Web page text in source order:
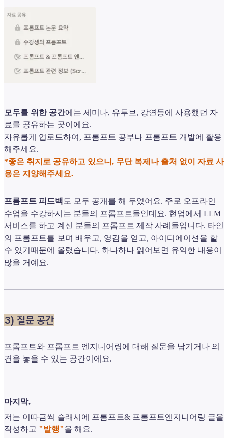
모두를 위한 공간에는 세미나, 유투브, 강연등에 사용했던 자
료를 공유하는 곳이에요.
자유롭게 업로드하여, 프롬프트 공부나 프롬프트 개발에 활용
해주세요.
*좋은 취지로 공유하고 있으니, 무단 복제나 출처 없이 자료 사
용은 지양해주세요.
프롬프트 피드백 도 모두 공개를 해 두었어요. 주로 오프라인
수업을 수강하시는 분들의 프롬프트들인데요. 현업에서 LLM
서비스를 하고 계신 분들의 프롬프트 제작 사례들입니다. 타인
의 프롬프트를 보며 배우고, 영감을 얻고, 아이디에이션을 할
수 있기때문에 올렸습니다. 하나하나 읽어보면 유익한 내용이
많을 거예요.
3) 질문 공간
프롬프트와 프롬프트 엔지니어링에 대해 질문을 남기거나 의
견을 놓을 수 있는 공간이에요.
마지막,
저는 이따금씩 슬래시에 프롬프트& 프롬프트엔지니어링 글을
작성하고 "발행"을 해요.